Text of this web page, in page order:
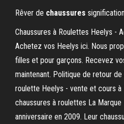
Rêver de chaussures
Chaussures à Roulettes Heelys -
Achetez vos Heelys ici. Nous
filles et pour garçons. Recevez
maintenant. Politique de retour de
roulette Heelys - vente et cours à
chaussures à roulettes La
anniversaire en 2009. Leur